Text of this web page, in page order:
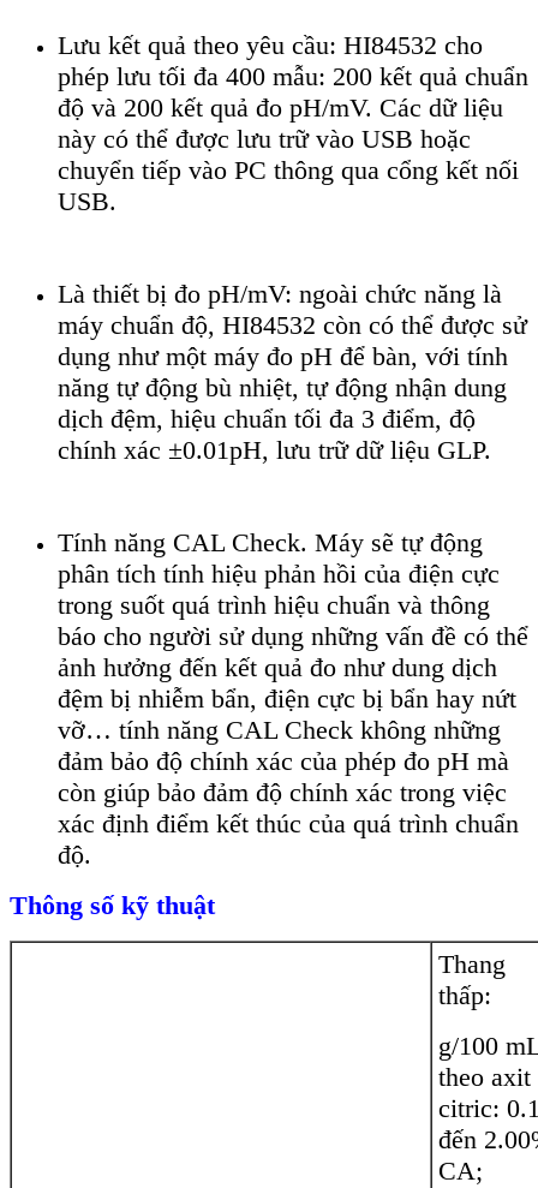
Lưu kết quả theo yêu cầu: HI84532 cho
phép lưu tối đa 400 mẫu: 200 kết quả chuẩn
độ và 200 kết quả đo pH/mV. Các dữ liệu
này có thể được lưu trữ vào USB hoặc
chuyển tiếp vào PC thông qua cổng kết nối
USB.
Là thiết bị đo pH/mV: ngoài chức năng là
máy chuẩn độ, HI84532 còn có thể được sử
dụng như một máy đo pH để bàn, với tính
năng tự động bù nhiệt, tự động nhận dung
dịch đệm, hiệu chuẩn tối đa 3 điểm, độ
chính xác ±0.01pH, lưu trữ dữ liệu GLP.
Tính năng CAL Check. Máy sẽ tự động
phân tích tính hiệu phản hồi của điện cực
trong suốt quá trình hiệu chuẩn và thông
báo cho người sử dụng những vấn đề có thể
ảnh hưởng đến kết quả đo như dung dịch
đệm bị nhiễm bẩn, điện cực bị bẩn hay nứt
vỡ… tính năng CAL Check không những
đảm bảo độ chính xác của phép đo pH mà
còn giúp bảo đảm độ chính xác trong việc
xác định điểm kết thúc của quá trình chuẩn
độ.
Thông số kỹ thuật
Thang
thấp:
g/100
theo axit
citric:
đến
CA;